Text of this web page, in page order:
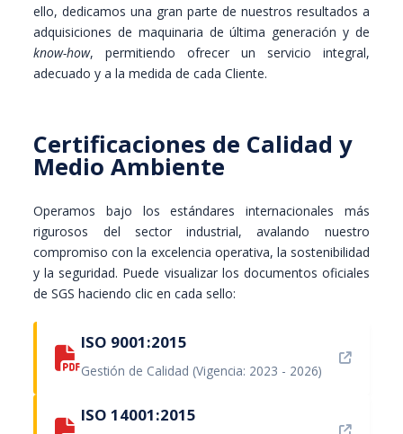
ello, dedicamos una gran parte de nuestros resultados a
adquisiciones de maquinaria de última generación y de
know-how, permitiendo ofrecer un servicio integral,
adecuado y a la medida de cada Cliente.
Certificaciones de Calidad y
Medio Ambiente
Operamos bajo los estándares internacionales más
rigurosos del sector industrial, avalando nuestro
compromiso con la excelencia operativa, la sostenibilidad
y la seguridad. Puede visualizar los documentos oficiales
de SGS haciendo clic en cada sello:
ISO 9001:2015
Gestión de Calidad (Vigencia: 2023 - 2026)
ISO 14001:2015